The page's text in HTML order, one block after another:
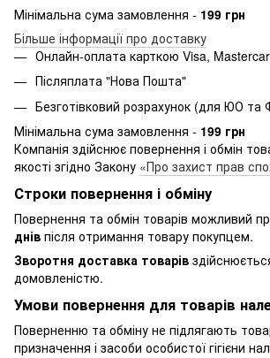
Мінімальна сума замовлення - 199 грн
Більше інформації про доставку
Онлайн-оплата карткою Visa,
Післяплата "Нова Пошта"
Безготівковий розрахунок (для ЮО та
Мінімальна сума замовлення - 199 грн
Компанія здійснює повернення і обмін
якості згідно Закону «Про захист прав
Строки повернення і обміну
Повернення та обмін товарів можливий
днів після отримання товару покупцем.
Зворотня доставка товарів
домовленістю.
Умови повернення для товарів
Поверненню та обміну не підлягають
призначення і засоби особистої гігієни